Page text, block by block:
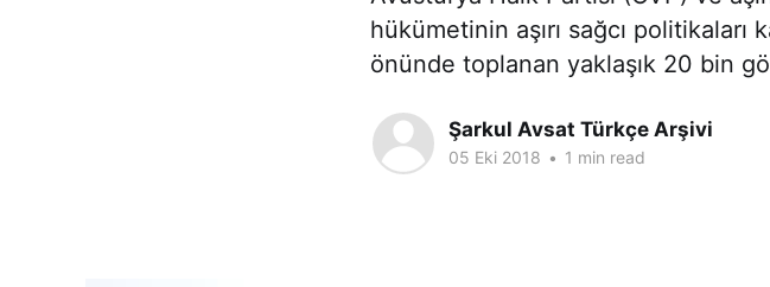
hükümetinin aşırı sağcı politikaları
önünde toplanan yaklaşık 20 bin
Şarkul Avsat Türkçe Arşivi
05 Eki 2018 • 1 min read